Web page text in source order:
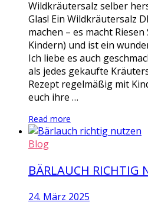
Wildkräutersalz selber
Glas! Ein Wildkräutersalz
machen – es macht
Kindern) und ist ein
Ich liebe es auch
als jedes gekaufte
Rezept regelmäßig mit
euch ihre …
Read more
Blog
BÄRLAUCH RICHTIG
24. März 2025